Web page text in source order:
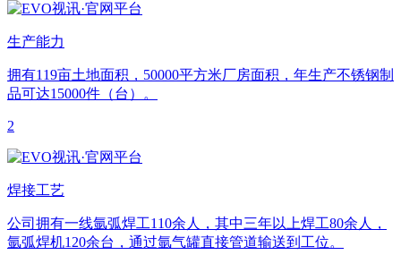
生产能力
拥有119亩土地面积，50000平方米厂房面积，年生产不锈钢制
品可达15000件（台）。
2
焊接工艺
公司拥有一线氩弧焊工110余人，其中三年以上焊工80余人，
氩弧焊机120余台，通过氩气罐直接管道输送到工位。